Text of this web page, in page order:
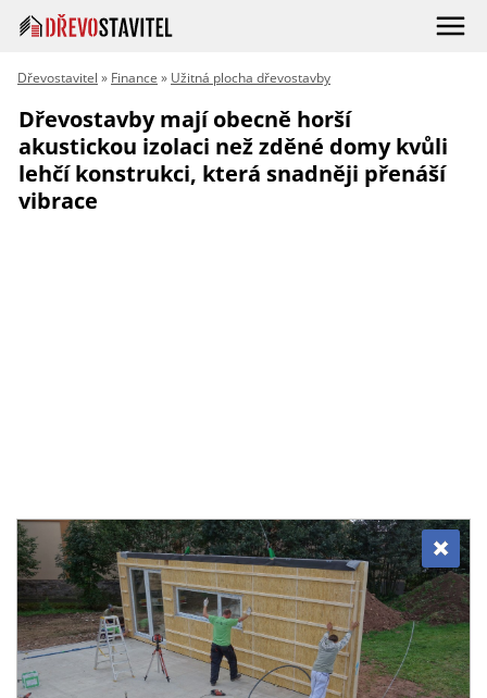
Dřevostavitel » Finance » Užitná plocha dřevostavby
Dřevostavby mají obecně horší
akustickou izolaci než zděné domy kvůli
lehčí konstrukci, která snadněji přenáší
vibrace